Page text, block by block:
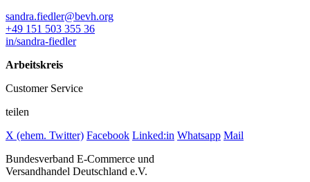
sandra.fiedler@bevh.org
+49 151 503 355 36
in/sandra-fiedler
Arbeitskreis
Customer Service
teilen
X (ehem. Twitter) Facebook Linked:in Whatsapp Mail
Bundesverband E-Commerce und
Versandhandel Deutschland e.V.